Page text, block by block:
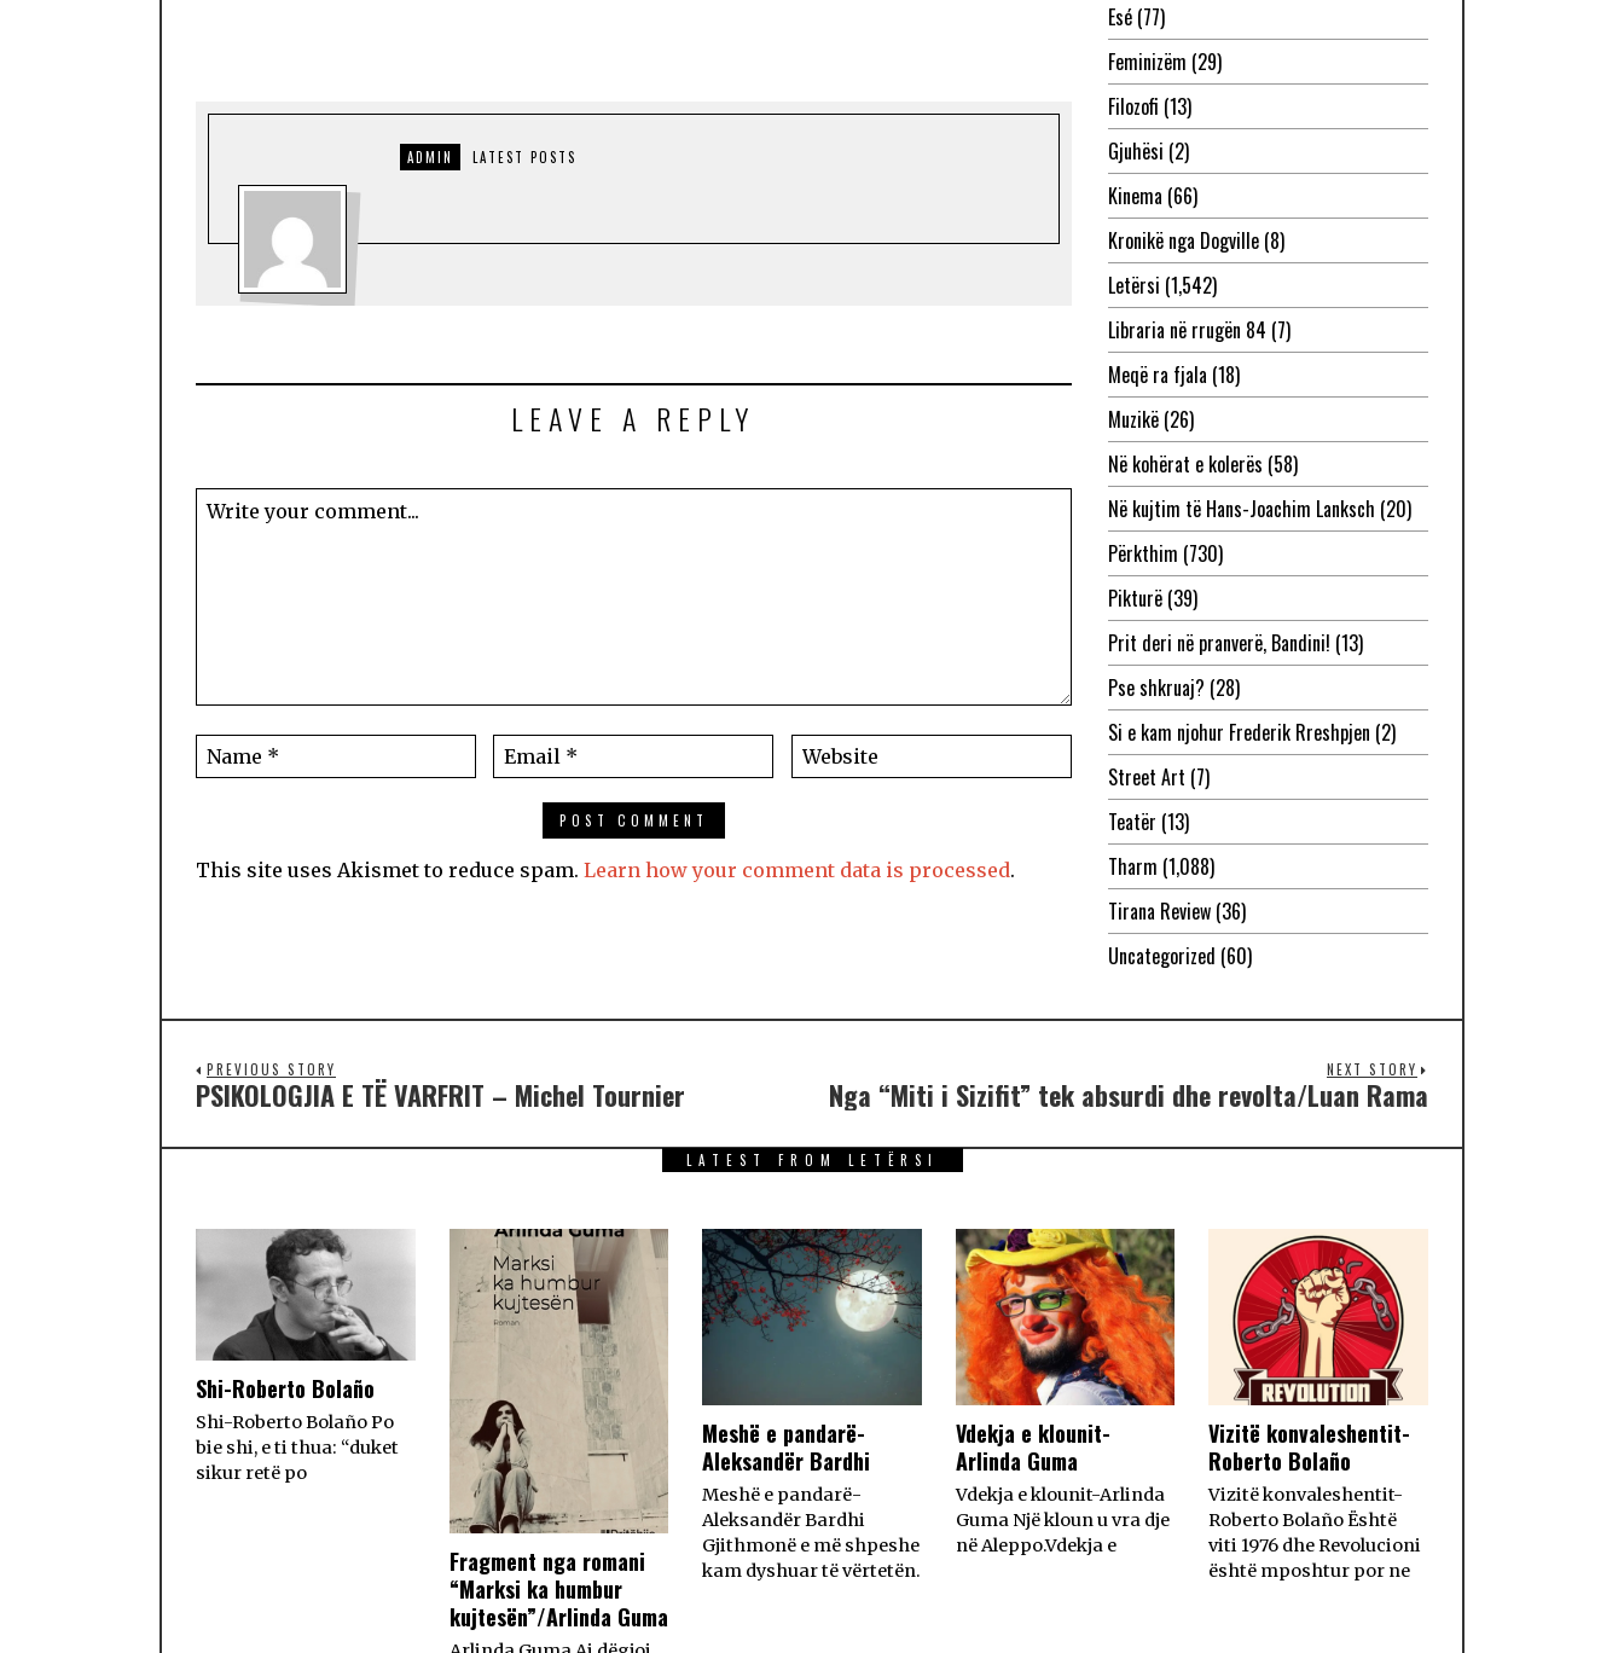
ADMIN LATEST POSTS
LEAVE A REPLY
This site uses Akismet to reduce spam. Learn how your comment data is processed.
Esé(77)
Feminizëm (29)
Filozofi (13)
Gjuhësi (2)
Kinema (66)
Kronikë nga Dogville(8)
Letërsi (1,542)
Libraria në rrugën 84 (7)
Meqë ra fjala (18)
Muzikë(26)
Në kohërat e kolerës (58)
Në kujtim të Hans-Joachim Lanksch (20)
Përkthim (730)
Pikturë(39)
Prit deri në pranverë, Bandini! (13)
Pse shkruaj? (28)
Si e kam njohur Frederik Rreshpjen (2)
Street Art (7)
Teatër (13)
Tharm (1,088)
Tirana Review(36)
Uncategorized (60)
PREVIOUS STORY
PSIKOLOGJIA E TË VARFRIT – Michel Tournier
NEXT STORY
Nga “Miti i Sizifit” tek absurdi dhe revolta/Luan Rama
LATEST FROM LETËRSI
Shi-Roberto Bolaño
Shi-Roberto Bolaño Po
bie shi, e ti thua: “duket
sikur retë po
Fragment nga romani
“Marksi ka humbur
kujtesën”/Arlinda Guma
Meshë e pandarë-
Aleksandër Bardhi
Meshë e pandarë-
Aleksandër Bardhi
Gjithmonë e më shpeshe
kam dyshuar të vërtetën.
Vdekja e klounit-
Arlinda Guma
Vdekja e klounit-Arlinda
Guma Një kloun u vra dje
në Aleppo.Vdekja e
Vizitë konvaleshentit-
Roberto Bolaño
Vizitë konvaleshentit-
Roberto Bolaño Është
viti 1976 dhe Revolucioni
është mposhtur por ne